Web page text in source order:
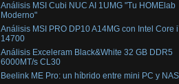
Análisis MSI Cubi NUC AI 1UMG "Tu HOMElab
Moderno"
Análisis MSI PRO DP10 A14MG con Intel Core
14700
Análisis Exceleram Black&White 32 GB DDR5
6000MT/s CL30
Beelink ME Pro: un híbrido entre mini PC y NAS